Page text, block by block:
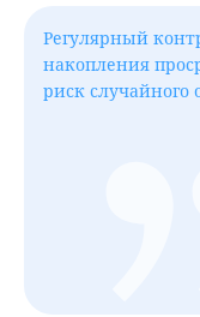
Регулярный
накопления
риск случайного